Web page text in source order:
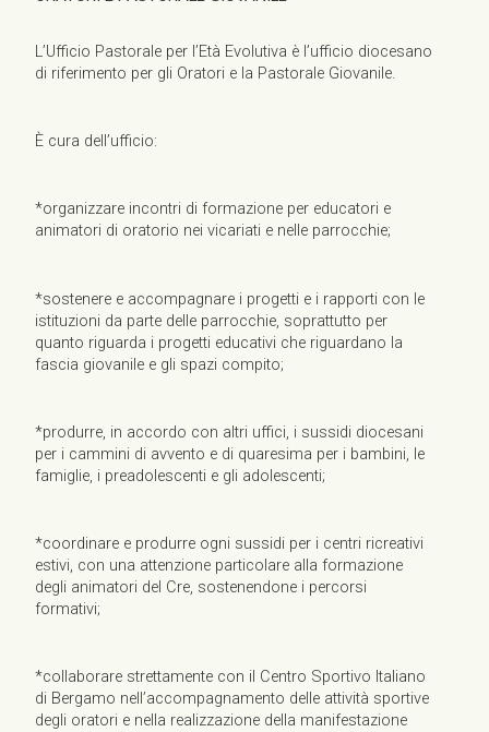
L’Ufficio Pastorale per l’Età Evolutiva è l’ufficio diocesano
di riferimento per gli Oratori e la Pastorale Giovanile.
È cura dell’ufficio:
*organizzare incontri di formazione per educatori e
animatori di oratorio nei vicariati e nelle parrocchie;
*sostenere e accompagnare i progetti e i rapporti con le
istituzioni da parte delle parrocchie, soprattutto per
quanto riguarda i progetti educativi che riguardano la
fascia giovanile e gli spazi compito;
*produrre, in accordo con altri uffici, i sussidi diocesani
per i cammini di avvento e di quaresima per i bambini, le
famiglie, i preadolescenti e gli adolescenti;
*coordinare e produrre ogni sussidi per i centri ricreativi
estivi, con una attenzione particolare alla formazione
degli animatori del Cre, sostenendone i percorsi
formativi;
*collaborare strettamente con il Centro Sportivo Italiano
di Bergamo nell’accompagnamento delle attività sportive
degli oratori e nella realizzazione della manifestazione